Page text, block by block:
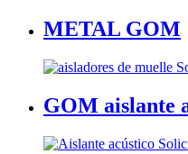
METAL GOM
GOM aislante